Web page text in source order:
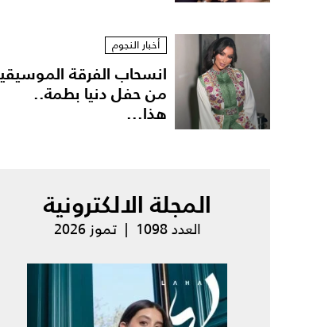
أخبار النجوم
انسحاب الفرقة
من حفل دنيا بطمة..
هذا...
المجلة الالكترونية
العدد 1098 | تموز 2026